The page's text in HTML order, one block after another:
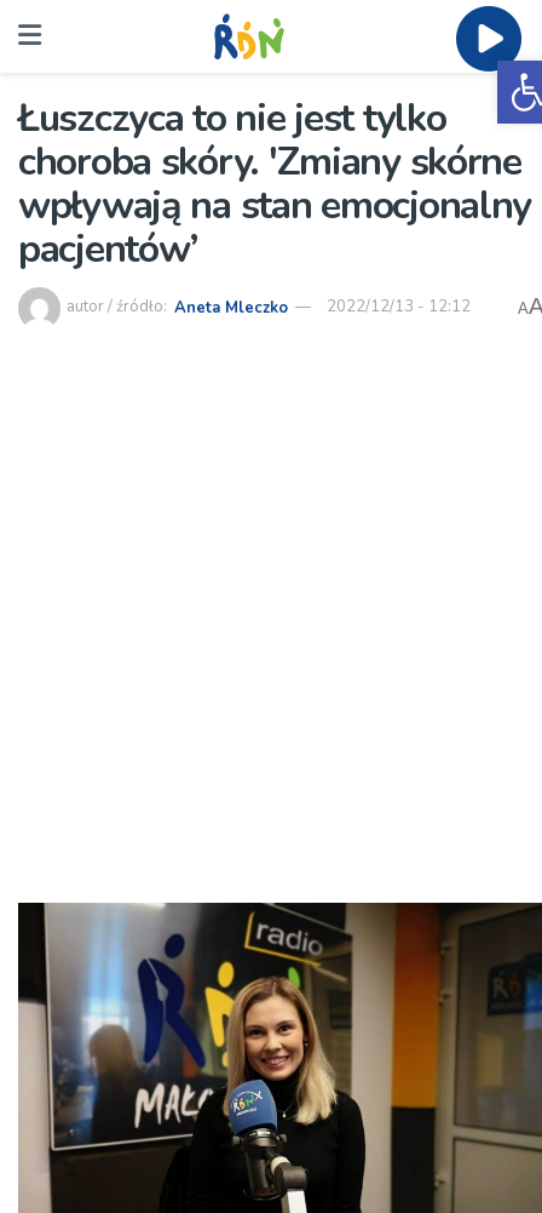
Łuszczyca to nie jest tylko
choroba skóry. 'Zmiany skórne
wpływają na stan emocjonalny
pacjentów’
autor / źródło: Aneta Mleczko 2022/12/13 - 12:12 A